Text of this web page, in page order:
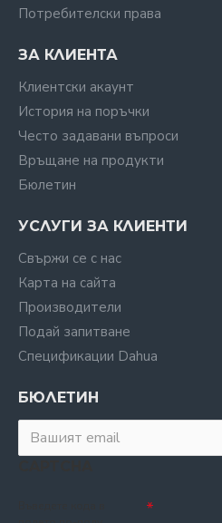
Потребителски права
ЗА КЛИЕНТА
Клиентски акаунт
История на поръчки
Често задавани въпроси
Връщане на продукти
Бюлетин
УСЛУГИ ЗА КЛИЕНТИ
Свържи се с нас
Карта на сайта
Производители
Подай запитване
Спецификации Dahua
БЮЛЕТИН